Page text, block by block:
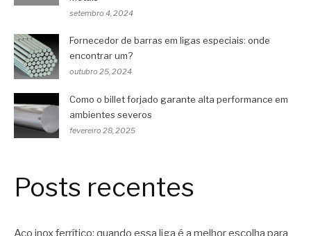
setembro 4, 2024
Fornecedor de barras em ligas especiais: onde
encontrar um?
outubro 25, 2024
Como o billet forjado garante alta performance em
ambientes severos
fevereiro 28, 2025
Posts recentes
Aço inox ferrítico: quando essa liga é a melhor escolha para